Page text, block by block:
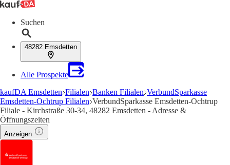
Suchen
48282 Emsdetten
Alle Prospekte
kaufDA Emsdetten Filialen Banken Filialen VerbundSparkasse
Emsdetten-Ochtrup Filialen VerbundSparkasse Emsdetten-Ochtrup
Filiale - Kirchstraße 30-34, 48282 Emsdetten - Adresse &
Öffnungszeiten
Anzeigen